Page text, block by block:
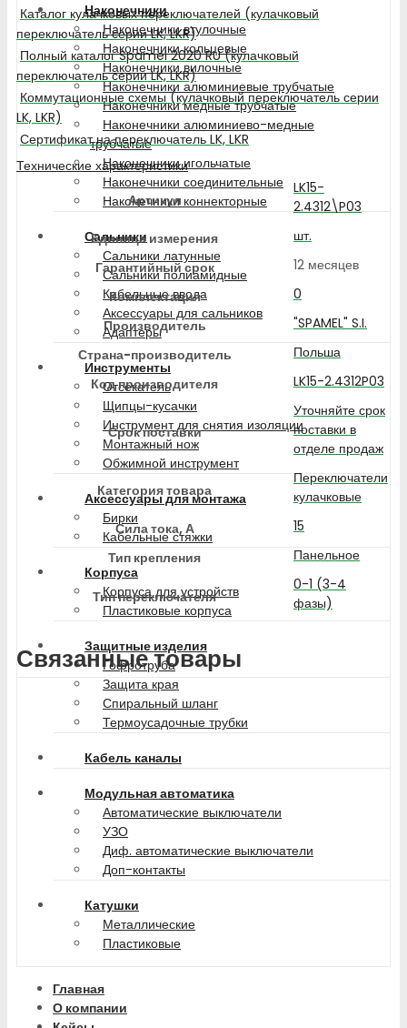
Наконечники
Наконечники втулочные
Наконечники кольцевые
Наконечники вилочные
Наконечники алюминиевые трубчатые
Наконечники медные трубчатые
Наконечники алюминиево-медные
трубчатые
Наконечники игольчатые
Наконечники соединительные
Наконечники коннекторные
Сальники
Сальники латунные
Сальники полиамидные
Кабельные ввода
Аксессуары для сальников
Адаптеры
Инструменты
Отсекатель
Щипцы-кусачки
Инструмент для снятия изоляции
Монтажный нож
Обжимной инструмент
Аксессуары для монтажа
Бирки
Кабельные стяжки
Корпуса
Корпуса для устройств
Пластиковые корпуса
Защитные изделия
Гофротруба
Защита края
Спиральный шланг
Термоусадочные трубки
Кабель каналы
Модульная автоматика
Автоматические выключатели
УЗО
Диф. автоматические выключатели
Доп-контакты
Катушки
Металлические
Пластиковые
Главная
О компании
Каталог кулачковых переключателей (кулачковый
переключатель серии LK, LKR)
Полный каталог Spamel 2020 RU (кулачковый
переключатель серии LK, LKR)
Коммутационные схемы (кулачковый переключатель серии
LK, LKR)
Сертификат на переключатель LK, LKR
Технические характеристики
Артикул
LK15-
2.4312\P03
Единица измерения
шт.
Гарантийный срок
12 месяцев
Комплектация
0
Производитель
"SPAMEL" S.I.
Страна-производитель
Польша
Код производителя
LK15-2.4312P03
Срок поставки
Уточняйте срок
поставки в
отделе продаж
Категория товара
Переключатели
кулачковые
Сила тока, А
15
Тип крепления
Панельное
Тип переключателя
0-1 (3-4
фазы)
Связанные товары